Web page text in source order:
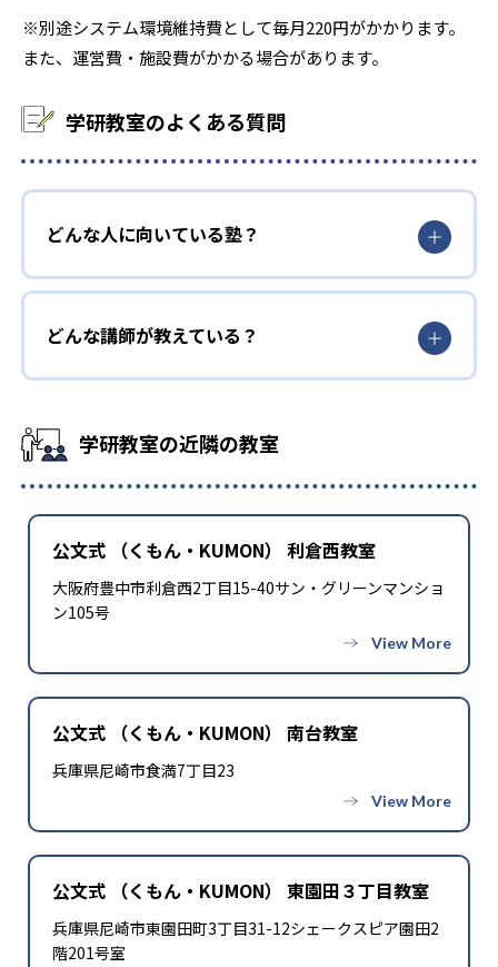
※別途システム環境維持費として毎月220円がかかります。
また、運営費・施設費がかかる場合があります。
学研教室のよくある質問
どんな人に向いている塾？
どんな講師が教えている？
学研教室の近隣の教室
公文式 （くもん・KUMON） 利倉西教室
大阪府豊中市利倉西2丁目15-40サン・グリーンマンショ
ン105号
公文式 （くもん・KUMON） 南台教室
兵庫県尼崎市食満7丁目23
公文式 （くもん・KUMON） 東園田３丁目教室
兵庫県尼崎市東園田町3丁目31-12シェークスピア園田2
階201号室